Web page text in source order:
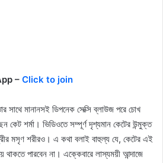
– Click to join
মানানসই ডিপনেক সেক্সি ব্লাউজ পরে চোখ
কেট শর্মা। ভিডিওতে সম্পূর্ণ দৃশ্যমান কেটের উন্মুক্ত
মসৃণ শরীরও। এ কথা বলাই বাহুল্য যে, কেটের এই
পারবেন না। এক্কেবারে লাস্যময়ী আন্দাজে